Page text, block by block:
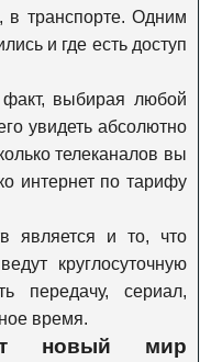
в транспорте. Одним
и где есть доступ
выбирая любой
увидеть абсолютно
телеканалов вы
интернет по тарифу
является и то, что
круглосуточную
передачу, сериал,
время.
новый мир